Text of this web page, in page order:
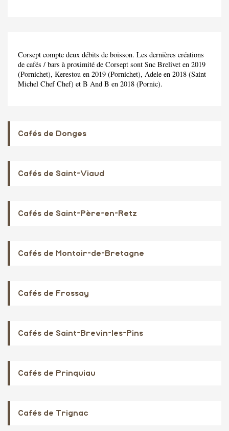
Corsept compte deux débits de boisson. Les dernières créations
de cafés / bars à proximité de Corsept sont Snc Brelivet en 2019
(Pornichet), Kerestou en 2019 (Pornichet), Adele en 2018 (Saint
Michel Chef Chef) et B And B en 2018 (Pornic).
Cafés de Donges
Cafés de Saint-Viaud
Cafés de Saint-Père-en-Retz
Cafés de Montoir-de-Bretagne
Cafés de Frossay
Cafés de Saint-Brevin-les-Pins
Cafés de Prinquiau
Cafés de Trignac